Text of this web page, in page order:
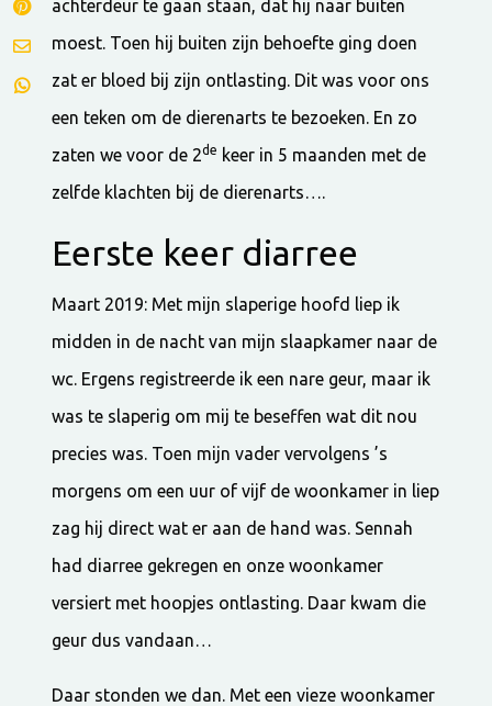
achterdeur te gaan staan, dat hij naar buiten
moest. Toen hij buiten zijn behoefte ging doen
zat er bloed bij zijn ontlasting. Dit was voor ons
een teken om de dierenarts te bezoeken. En zo
zaten we voor de 2de keer in 5 maanden met de
zelfde klachten bij de dierenarts….
Eerste keer diarree
Maart 2019: Met mijn slaperige hoofd liep ik
midden in de nacht van mijn slaapkamer naar de
wc. Ergens registreerde ik een nare geur, maar ik
was te slaperig om mij te beseffen wat dit nou
precies was. Toen mijn vader vervolgens ’s
morgens om een uur of vijf de woonkamer in liep
zag hij direct wat er aan de hand was. Sennah
had diarree gekregen en onze woonkamer
versiert met hoopjes ontlasting. Daar kwam die
geur dus vandaan…
Daar stonden we dan. Met een vieze woonkamer